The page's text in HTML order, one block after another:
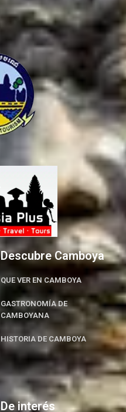
Descubre Camboya
QUE VER EN CAMBOYA
GASTRONOMÍA DE
CAMBOYANA
HISTORIA DE CAMBOYA
De interés